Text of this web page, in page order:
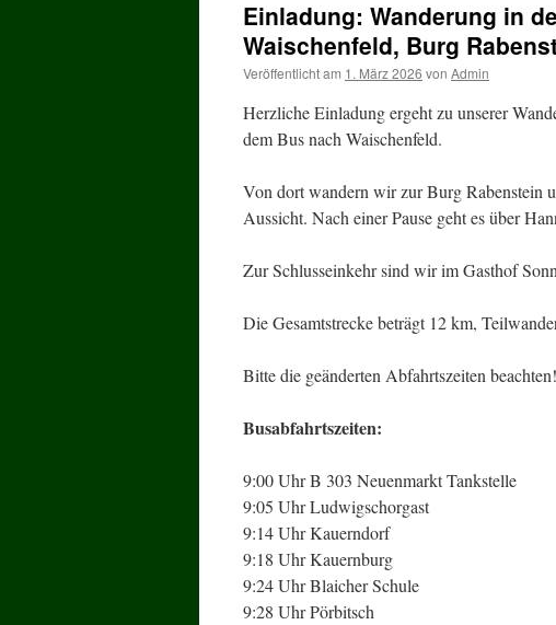
Einladung: Wanderung in
Waischenfeld, Burg
Veröffentlicht am 1. März 2026 von Admin
Herzliche Einladung ergeht zu unserer
dem Bus nach Waischenfeld.
Von dort wandern wir zur Burg Rabenstein
Aussicht. Nach einer Pause geht es über
Zur Schlusseinkehr sind wir im Gasthof
Die Gesamtstrecke beträgt 12 km,
Bitte die geänderten Abfahrtszeiten beachten!
Busabfahrtszeiten:
9:00 Uhr B 303 Neuenmarkt Tankstelle
9:05 Uhr Ludwigschorgast
9:14 Uhr Kauerndorf
9:18 Uhr Kauernburg
9:24 Uhr Blaicher Schule
9:28 Uhr Pörbitsch